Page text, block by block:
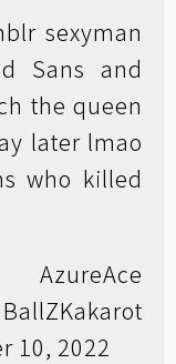
sexyman
Sans and
the queen
later lmao
who killed
10, 2022